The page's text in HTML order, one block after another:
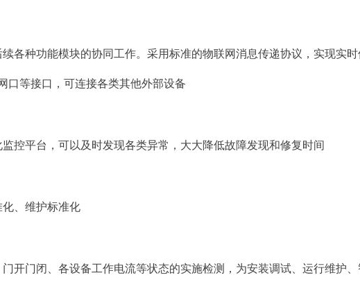
各种功能模块的协同工作。采用标准的物联网消息传递协议，实现实
口等接口，可连接各类其他外部设备
控平台，可以及时发现各类异常，大大降低故障发现和修复时间
、维护标准化
开门闭、各设备工作电流等状态的实施检测，为安装调试、运行维护、